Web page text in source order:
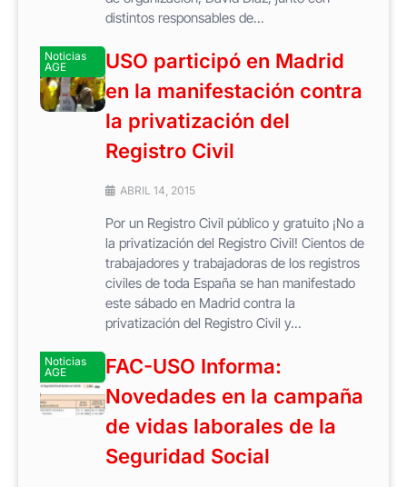
distintos responsables de...
Noticias
AGE
USO participó en Madrid
en la manifestación contra
la privatización del
Registro Civil
ABRIL 14, 2015
Por un Registro Civil público y gratuito ¡No a
la privatización del Registro Civil! Cientos de
trabajadores y trabajadoras de los registros
civiles de toda España se han manifestado
este sábado en Madrid contra la
privatización del Registro Civil y...
Noticias
AGE
FAC-USO Informa:
Novedades en la campaña
de vidas laborales de la
Seguridad Social